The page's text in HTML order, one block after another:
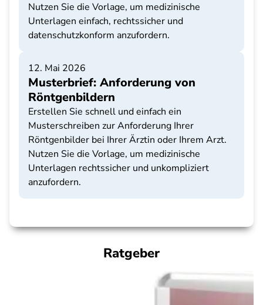
Nutzen Sie die Vorlage, um medizinische
Unterlagen einfach, rechtssicher und
datenschutzkonform anzufordern.
12. Mai 2026
Musterbrief: Anforderung von
Röntgenbildern
Erstellen Sie schnell und einfach ein
Musterschreiben zur Anforderung Ihrer
Röntgenbilder bei Ihrer Ärztin oder Ihrem Arzt.
Nutzen Sie die Vorlage, um medizinische
Unterlagen rechtssicher und unkompliziert
anzufordern.
Ratgeber